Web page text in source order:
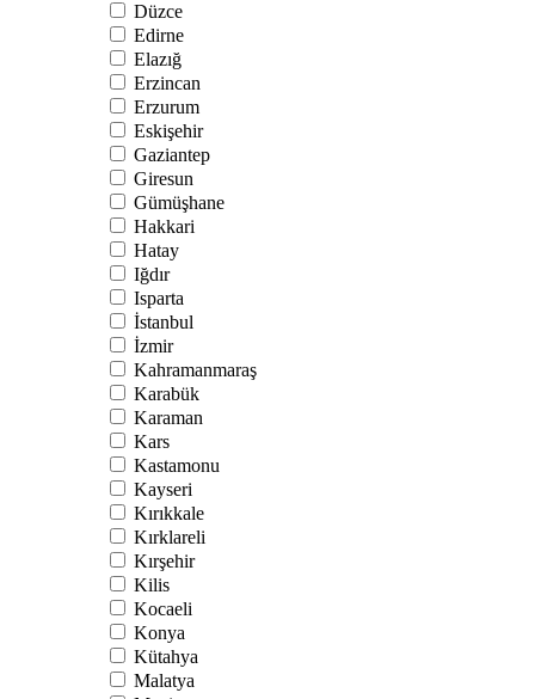
Düzce
Edirne
Elazığ
Erzincan
Erzurum
Eskişehir
Gaziantep
Giresun
Gümüşhane
Hakkari
Hatay
Iğdır
Isparta
İstanbul
İzmir
Kahramanmaraş
Karabük
Karaman
Kars
Kastamonu
Kayseri
Kırıkkale
Kırklareli
Kırşehir
Kilis
Kocaeli
Konya
Kütahya
Malatya